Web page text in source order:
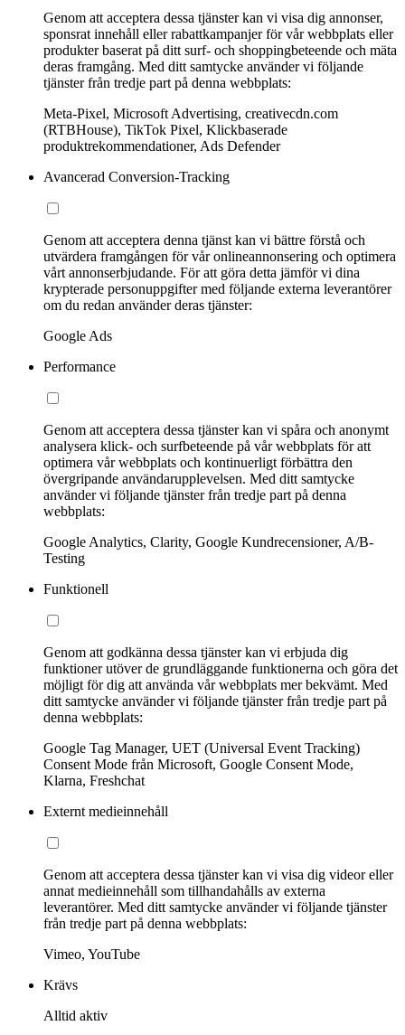
Genom att acceptera dessa tjänster kan vi visa dig annonser,
sponsrat innehåll eller rabattkampanjer för vår webbplats eller
produkter baserat på ditt surf- och shoppingbeteende och mäta
deras framgång. Med ditt samtycke använder vi följande
tjänster från tredje part på denna webbplats:
Meta-Pixel, Microsoft Advertising, creativecdn.com
(RTBHouse), TikTok Pixel, Klickbaserade
produktrekommendationer, Ads Defender
Avancerad Conversion-Tracking
Genom att acceptera denna tjänst kan vi bättre förstå och
utvärdera framgången för vår onlineannonsering och optimera
vårt annonserbjudande. För att göra detta jämför vi dina
krypterade personuppgifter med följande externa leverantörer
om du redan använder deras tjänster:
Google Ads
Performance
Genom att acceptera dessa tjänster kan vi spåra och anonymt
analysera klick- och surfbeteende på vår webbplats för att
optimera vår webbplats och kontinuerligt förbättra den
övergripande användarupplevelsen. Med ditt samtycke
använder vi följande tjänster från tredje part på denna
webbplats:
Google Analytics, Clarity, Google Kundrecensioner, A/B-
Testing
Funktionell
Genom att godkänna dessa tjänster kan vi erbjuda dig
funktioner utöver de grundläggande funktionerna och göra det
möjligt för dig att använda vår webbplats mer bekvämt. Med
ditt samtycke använder vi följande tjänster från tredje part på
denna webbplats:
Google Tag Manager, UET (Universal Event Tracking)
Consent Mode från Microsoft, Google Consent Mode,
Klarna, Freshchat
Externt medieinnehåll
Genom att acceptera dessa tjänster kan vi visa dig videor eller
annat medieinnehåll som tillhandahålls av externa
leverantörer. Med ditt samtycke använder vi följande tjänster
från tredje part på denna webbplats:
Vimeo, YouTube
Krävs
Alltid aktiv